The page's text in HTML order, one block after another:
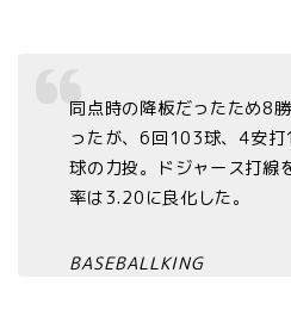
同点時の降板だったため8
ったが、6回103球、4安
球の力投。ドジャース打線
率は3.20に良化した。
BASEBALLKING